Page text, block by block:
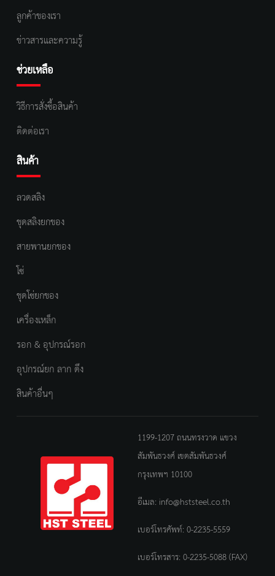
ลูกค้าของเรา
ข่าวสารและความรู้
ช่วยเหลือ
วิธีการสั่งซื้อสินค้า
ติดต่อเรา
สินค้า
ลวดสลิง
ชุดสลิงยกของ
สายพานยกของ
โซ่
ชุดโซ่ยกของ
เครื่องเหล็ก
รอก & อุปกรณ์รอก
อุปกรณ์ยก ลาก ดึง
สินค้าอื่นๆ
1199-1207 ถนนทรงวาด แขวง
สัมพันธวงศ์ เขตสัมพันธวงศ์
กรุงเทพฯ 10100
อีเมล: info@hststeel.co.th
เบอร์โทรศัพท์:0-2235-5559
เบอร์โทรสาร: 0-2235-5088 (FAX)